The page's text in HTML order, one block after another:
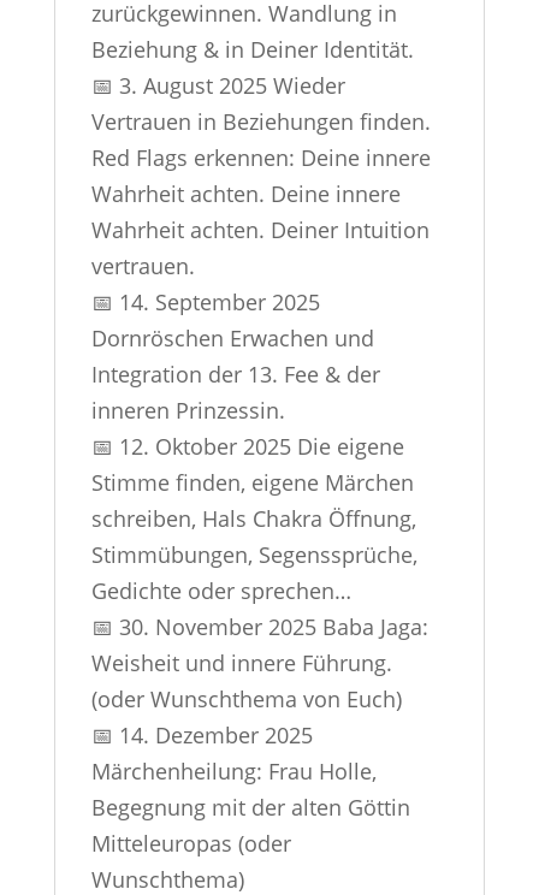
zurückgewinnen. Wandlung in
Beziehung & in Deiner Identität.
📅 3. August 2025 Wieder
Vertrauen in Beziehungen finden.
Red Flags erkennen: Deine innere
Wahrheit achten. Deine innere
Wahrheit achten. Deiner Intuition
vertrauen.
📅 14. September 2025
Dornröschen Erwachen und
Integration der 13. Fee & der
inneren Prinzessin.
📅 12. Oktober 2025 Die eigene
Stimme finden, eigene Märchen
schreiben, Hals Chakra Öffnung,
Stimmübungen, Segenssprüche,
Gedichte oder sprechen…
📅 30. November 2025 Baba Jaga:
Weisheit und innere Führung.
(oder Wunschthema von Euch)
📅 14. Dezember 2025
Märchenheilung: Frau Holle,
Begegnung mit der alten Göttin
Mitteleuropas (oder
Wunschthema)